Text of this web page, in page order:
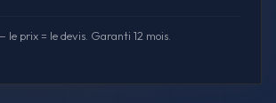
le prix = le devis. Garanti 12 mois.